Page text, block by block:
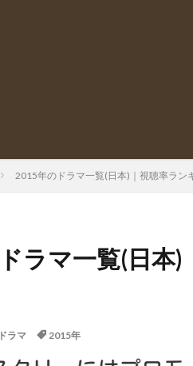
2015年のドラマ一覧(日本)｜視聴率ラン
ラマ一覧(日本
ドラマ 2015年